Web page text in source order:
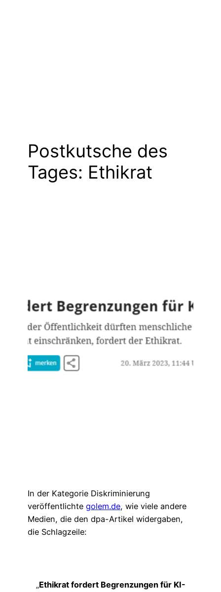
Postkutsche des
Tages: Ethikrat
In der Kategorie Diskriminierung
veröffentlichte golem.de, wie viele andere
Medien, die den dpa-Artikel widergaben,
die Schlagzeile:
„Ethikrat fordert Begrenzungen für KI-